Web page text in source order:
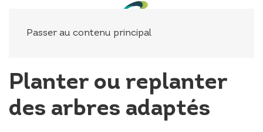
Passer au contenu principal
Planter ou replanter
des arbres adaptés
Panneau de gestion des cookies